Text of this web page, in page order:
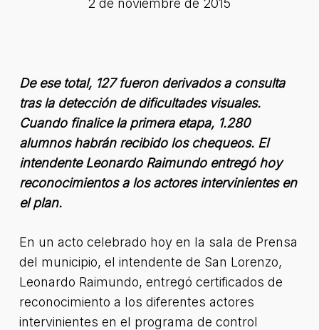
2 de noviembre de 2015
De ese total, 127 fueron derivados a consulta
tras la detección de dificultades visuales.
Cuando finalice la primera etapa, 1.280
alumnos habrán recibido los chequeos. El
intendente Leonardo Raimundo entregó hoy
reconocimientos a los actores intervinientes en
el plan.
En un acto celebrado hoy en la sala de Prensa
del municipio, el intendente de San Lorenzo,
Leonardo Raimundo, entregó certificados de
reconocimiento a los diferentes actores
intervinientes en el programa de control